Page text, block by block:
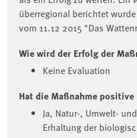
überregional berichtet
vom 11.12 2015 "Das
Wie wird der Erfolg der
Keine Evaluation
Hat die Maßnahme positive
Ja, Natur-, Umwelt-
Erhaltung der